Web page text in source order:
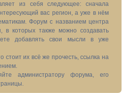
из себя следующее: сначала
вас регион, а уже в нём
Форум с названием центра
в которых также можно создавать
добавлять свои мысли в уже
стоит их всё же прочесть, ссылка на
администратору форума, его